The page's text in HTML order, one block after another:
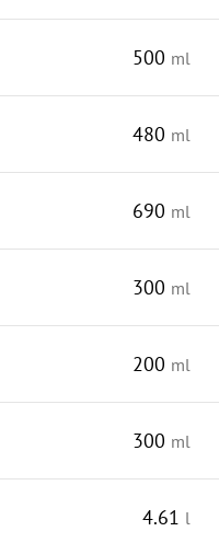
500 ml
480 ml
690 ml
300 ml
200 ml
300 ml
4.61 l